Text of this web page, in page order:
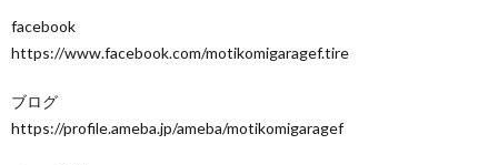
facebook
https://www.facebook.com/motikomigaragef.tire
ブログ
https://profile.ameba.jp/ameba/motikomigaragef